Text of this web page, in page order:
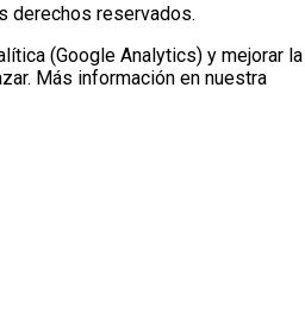
derechos reservados.
(Google Analytics) y mejorar la
Más información en nuestra